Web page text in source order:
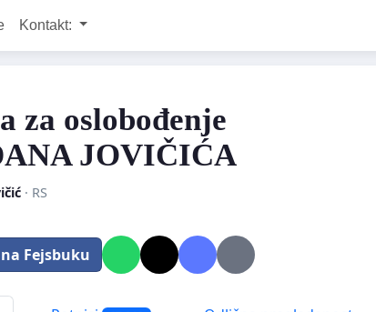
Kontakt:
za oslobođenje
JOVIČIĆA
· RS
Fejsbuku